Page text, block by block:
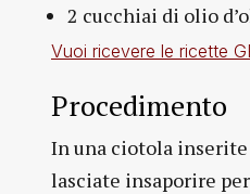
2 cucchiai di olio
Vuoi ricevere le ricette
Procedimento
In una ciotola
lasciate insaporire